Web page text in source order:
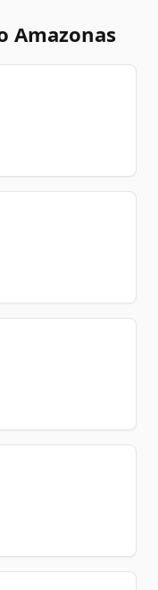
Amazonas